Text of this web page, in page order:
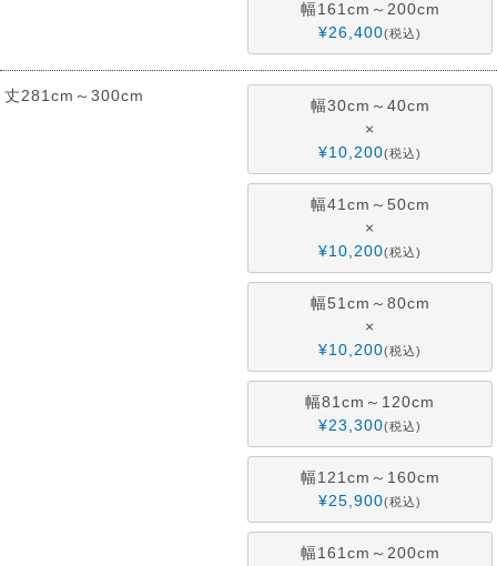
幅161cm～200cm
¥26,400 税込
丈281cm～300cm
幅30cm～40cm
×
¥10,200 税込
幅41cm～50cm
×
¥10,200 税込
幅51cm～80cm
×
¥10,200 税込
幅81cm～120cm
¥23,300 税込
幅121cm～160cm
¥25,900 税込
幅161cm～200cm